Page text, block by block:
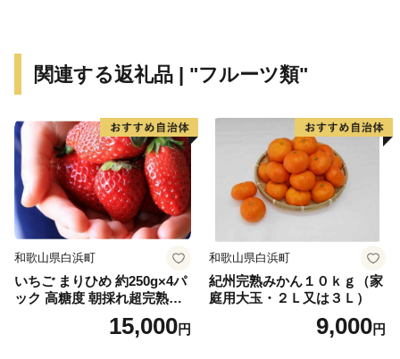
関連する返礼品 | "フルーツ類"
和歌山県白浜町
いちご まりひめ 約250g×4パ
ック 高糖度 朝採れ超完熟ま
りひめ 1月以降発送分
15,000円
和歌山県白浜町
紀州完熟みかん１０ｋｇ（家
庭用大玉・２Ｌ又は３Ｌ）
9,000円